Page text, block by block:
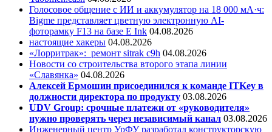
Голосовое общение с ИИ и аккумулятор на 18 000 мА·ч:
Bigme представляет цветную электронную AI-
фоторамку F13 на базе E Ink 04.08.2026
настоящие хакеры 04.08.2026
«Лорритрак»: ремонт sitrak c9h 04.08.2026
Новости со строительства второго этапа линии
«Славянка» 04.08.2026
Алексей Ермошин присоединился к команде ITKey в
должности директора по продукту 03.08.2026
UDV Group: срочные платежи от «руководителя»
нужно проверять через независимый канал 03.08.2026
Инженерный центр УрФУ разработал конструкторскую